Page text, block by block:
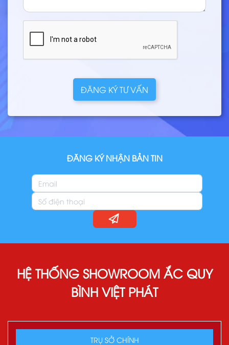
ĐĂNG KÝ TƯ VẤN
ĐĂNG KÝ NHẬN BẢN TIN
HỆ THỐNG SHOWROOM ẮC QUY
BÌNH VIỆT PHÁT
TRỤ SỞ CHÍNH